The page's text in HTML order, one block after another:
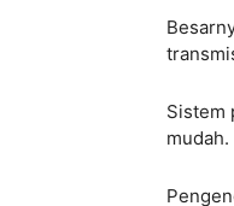
Sistem
mudah.